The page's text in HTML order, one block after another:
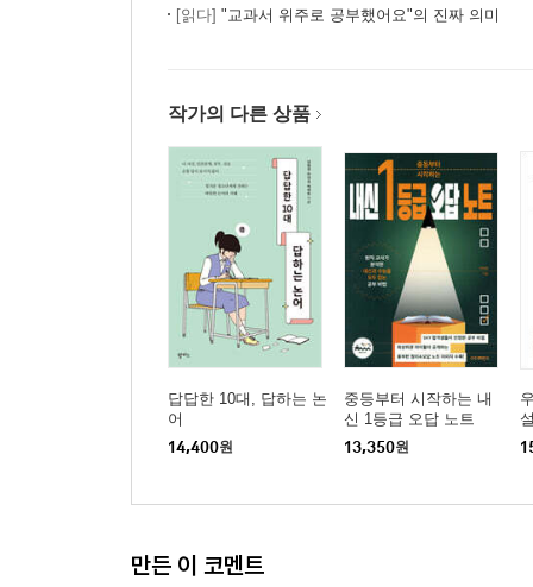
[읽다] "교과서 위주로 공부했어요"의 진짜 의미
작가의 다른 상품
답답한 10대, 답하는 논
어
14,400원
중등부터 시작하는 내
신 1등급 오답 노트
13,350원
만든 이 코멘트